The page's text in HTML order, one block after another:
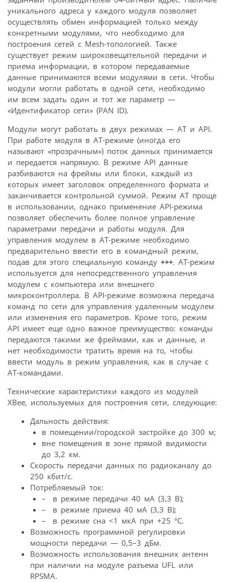
уникального адреса у каждого модуля позволяет
осуществлять обмен информацией только между
конкретными модулями, что необходимо для
построения сетей с Mesh-топологией. Также
существует режим широковещательной передачи и
приема информации, в котором передаваемые
данные принимаются всеми модулями в сети. Чтобы
модули могли работать в одной сети, необходимо
им всем задать один и тот же параметр —
«Идентификатор сети» (PAN ID).
Модули могут работать в двух режимах — AT и API.
При работе модуля в AT-режиме (иногда его
называют «прозрачным») поток данных принимается
и передается напрямую. В режиме API данные
разбиваются на фреймы или блоки, каждый из
которых имеет заголовок определенного формата и
заканчивается контрольной суммой. Режим AT проще
в использовании, однако применение API-режима
позволяет обеспечить более полное управление
параметрами передачи и работы модуля. Для
управления модулем в AT-режиме необходимо
предварительно ввести его в командный режим,
подав для этого специальную команду +++. AT-режим
используется для непосредственного управления
модулем с компьютера или внешнего
микроконтроллера. В API-режиме возможна передача
команд по сети для управления удаленным модулем
или изменения его параметров. Кроме того, режим
API имеет еще одно важное преимущество: команды
передаются такими же фреймами, как и данные, и
нет необходимости тратить время на то, чтобы
ввести модуль в режим управления, как в случае с
AT-командами.
Технические характеристики каждого из модулей
XBee, используемых для построения сети, следующие:
Дальность действия:
в помещении/городской застройке до 300 м;
вне помещения в зоне прямой видимости
до 3,2 км.
Скорость передачи данных по радиоканалу до
250 кбит/c.
Потребляемый ток:
– в режиме передачи 40 мА (3,3 В);
– в режиме приема 40 мА (3,3 В);
– в режиме сна <1 мкА при +25 °С.
Возможность программной регулировки
мощности передачи — 0,5–3 дБм.
Возможность использования внешних антенн
при наличии на модуле разъема UFL или
RPSMA.